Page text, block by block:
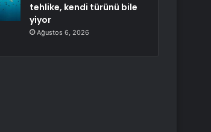
tehlike, kendi türünü bile
yiyor
Ağustos 6, 2026